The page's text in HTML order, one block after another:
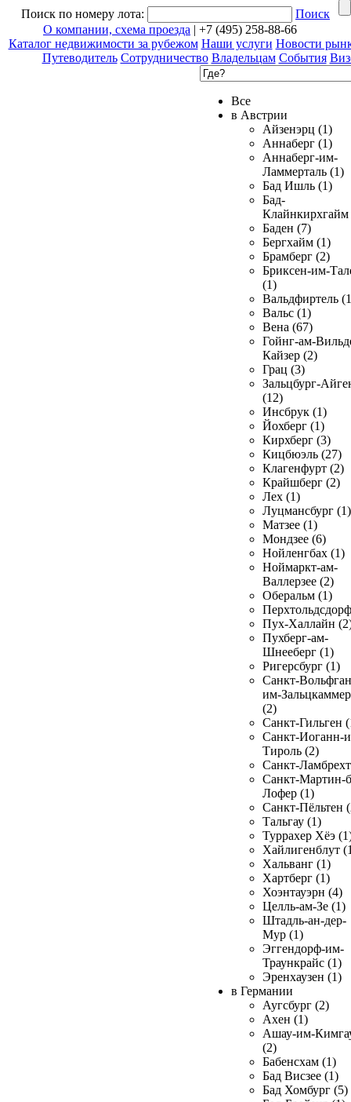
Поиск по номеру лота:
Поиск
О компании, схема проезда | +7 (495) 258-88-66
Каталог недвижимости за рубежом Наши услуги Новости
Путеводитель Сотрудничество Владельцам События
Все
в Австрии
Айзенэрц (1)
Аннаберг (1)
Аннаберг-им-
Ламмерталь (1)
Бад Ишль (1)
Бад-
Клайнкирхгайм
Баден (7)
Бергхайм (1)
Брамберг (2)
Бриксен-им-
(1)
Вальдфиртель
Вальс (1)
Вена (67)
Гойнг-ам-
Кайзер (2)
Грац (3)
Зальцбург-
(12)
Инсбрук (1)
Йохберг (1)
Кирхберг (3)
Кицбюэль (27)
Клагенфурт (2)
Крайшберг (2)
Лех (1)
Луцмансбург (1)
Матзее (1)
Мондзее (6)
Нойленгбах (1)
Ноймаркт-ам-
Валлерзее (2)
Оберальм (1)
Пух-Халлайн
Пухберг-ам-
Шнееберг (1)
Ригерсбург (1)
Санкт-
им-
(2)
Санкт-Гильген
Санкт-Иоганн-
Тироль (2)
Санкт-
Санкт-Мартин-
Лофер (1)
Санкт-Пёльтен
Тальгау (1)
Туррахер Хёэ
Хайлигенблут
Хальванг (1)
Хартберг (1)
Хоэнтауэрн (4)
Целль-ам-Зе (1)
Штадль-ан-дер-
Мур (1)
Эггендорф-им-
Траункрайс (1)
Эренхаузен (1)
в Германии
Аугсбург (2)
Ахен (1)
Ашау-им-
(2)
Бабенсхам (1)
Бад Висзее (1)
Бад Хомбург (5)